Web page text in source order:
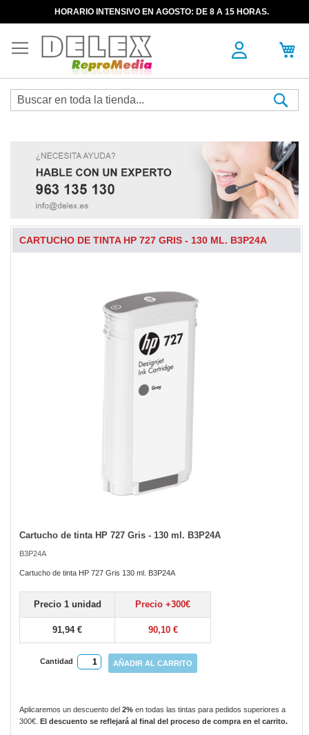
HORARIO INTENSIVO EN AGOSTO: DE 8 A 15 HORAS.
CARTUCHO DE TINTA HP 727 GRIS - 130 ML. B3P24A
Cartucho de tinta HP 727 Gris - 130 ml. B3P24A
B3P24A
Cartucho de tinta HP 727 Gris 130 ml. B3P24A
Precio 1 unidad Precio +300€
91,94 € 90,10 €
Cantidad AÑADIR AL CARRITO
Aplicaremos un descuento del 2% en todas las tintas para pedidos superiores a
300€.
El descuento se reflejará al final del proceso de compra en el carrito.
Skip
the
beginning
the
images
gallery